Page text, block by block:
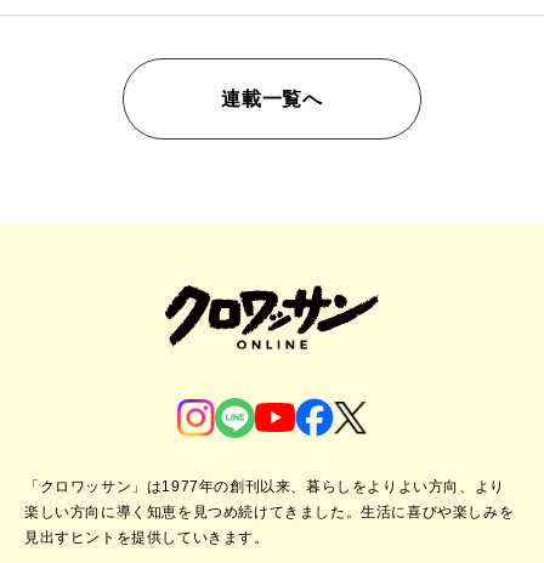
連載一覧へ
「クロワッサン」は1977年の創刊以来、暮らしをよりよい方向、より
楽しい方向に導く知恵を見つめ続けてきました。生活に喜びや楽しみを
見出すヒントを提供していきます。